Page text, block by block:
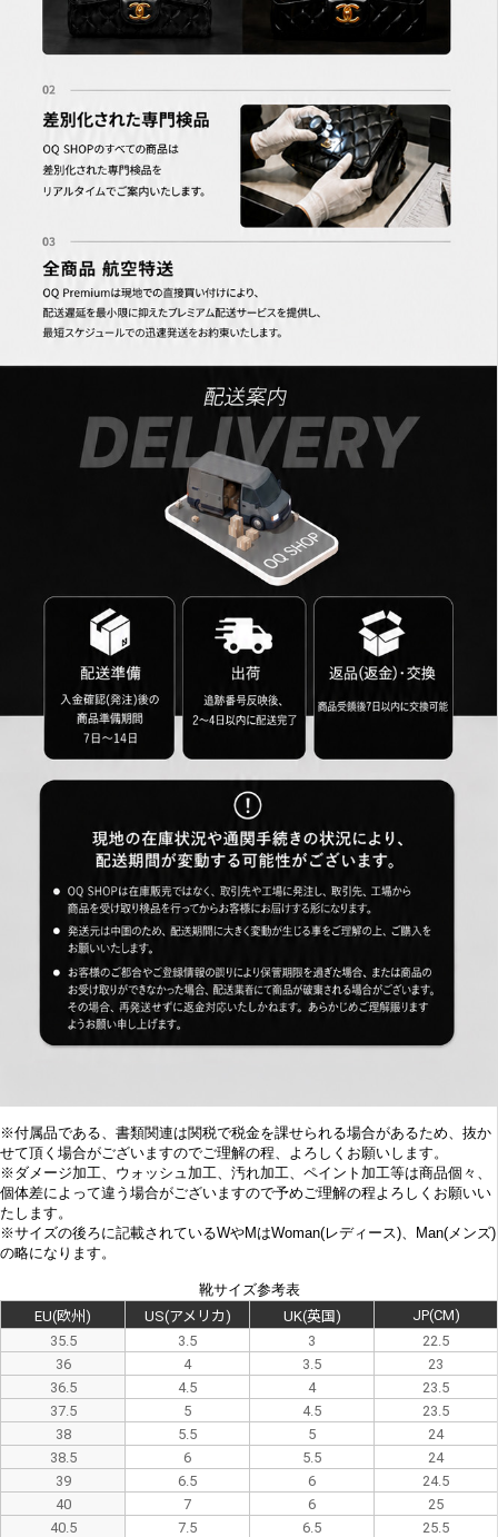
※付属品である、書類関連は関税で税金を課せられる場合があるため、抜か
せて頂く場合がございますのでご理解の程、よろしくお願いします。
※ ダメージ加工、 ウォッシュ加工、汚れ加工、ペイント加工等は商品個々、
個体差によって違う場合がございますので予めご理解の程よろしくお願いい
たします。
※サイズの後ろに記載されているWやMはWoman(レディース)、Man(メンズ)
の略になります。
靴サイズ参考表
EU(欧州)
US(アメリカ) UK(英国)
JP(CM)
35.5
3.5 3
22.5
36
4 3.5
23
36.5
4.5 4
23.5
37.5
5 4.5
23.5
38
5.5 5
24
38.5
6 5.5
24
39
6.5 6
24.5
40
7 6
25
40.5
7.5 6.5 25.5